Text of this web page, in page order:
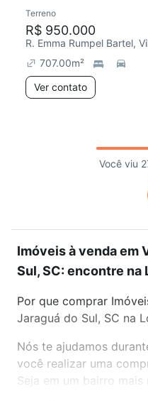
Terreno
R$ 950.000
R. Emma Rumpel Bartel,
707.00m²
Ver contato
Você viu
Imóveis à venda em
Sul, SC: encontre na
Por que comprar
Jaraguá do Sul, SC na
Nós te ajudamos
você realizar uma
Seja em um bairro